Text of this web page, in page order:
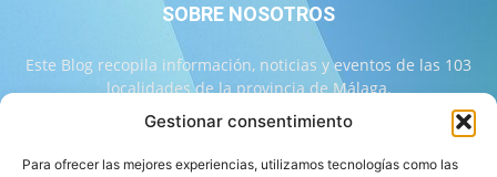
Gestionar consentimiento
Para ofrecer las mejores experiencias, utilizamos tecnologías como las
SOBRE NOSOTROS
Este Blog recopila información, noticias y eventos de las 103
localidades de la provincia de Málaga.
Contáctanos:info@103malaga.com